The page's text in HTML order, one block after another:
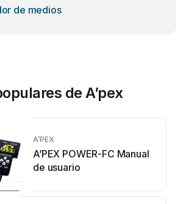
de medios
de A’pex
A’PEX
A’PEX POWER-FC Manual
de usuario